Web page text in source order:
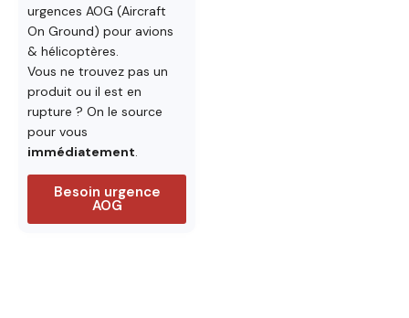
urgences AOG (Aircraft
On Ground) pour avions
& hélicoptères.
Vous ne trouvez pas un
produit ou il est en
rupture ? On le source
pour vous
immédiatement.
Besoin urgence
AOG